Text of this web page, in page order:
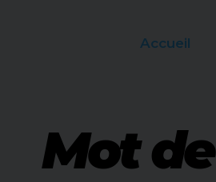
Accueil
Mot